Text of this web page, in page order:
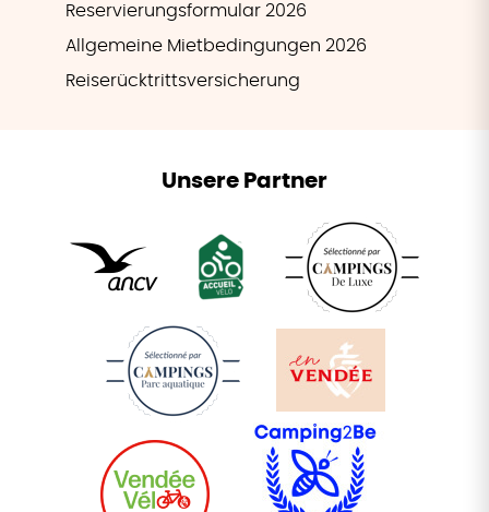
Reservierungsformular 2026
Allgemeine Mietbedingungen 2026
Reiserücktrittsversicherung
Unsere Partner